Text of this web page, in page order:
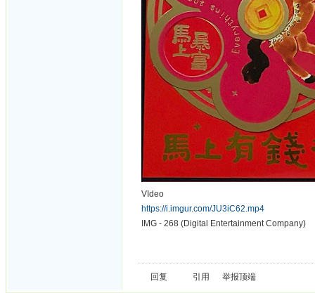
VIdeo
https://i.imgur.com/JU3iC62.mp4
IMG - 268 (Digital Entertainment Company)
回复 引用 举报顶端